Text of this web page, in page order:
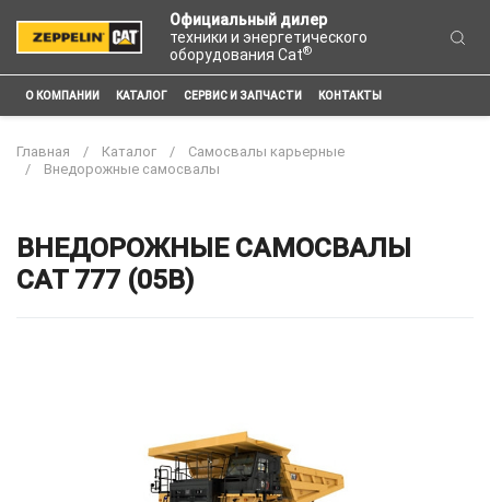
Официальный дилер
техники и энергетического
оборудования Cat®
О КОМПАНИИ КАТАЛОГ СЕРВИС И ЗАПЧАСТИ КОНТАКТЫ
Главная Каталог
Самосвалы карьерные
Внедорожные самосвалы
ВНЕДОРОЖНЫЕ САМОСВАЛЫ
CAT 777 (05B)